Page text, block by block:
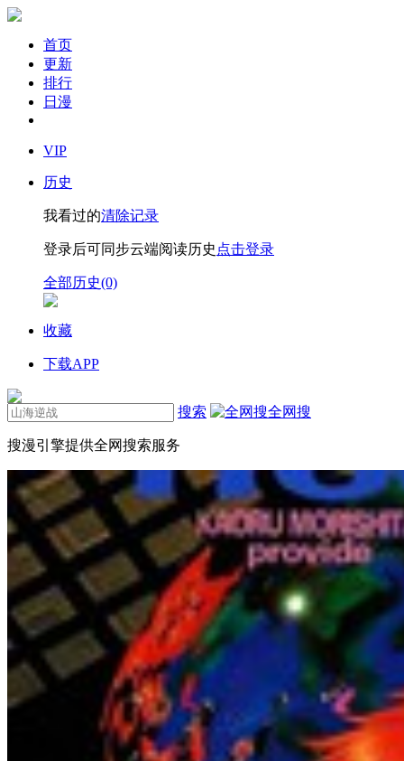
首页
更新
排行
日漫
VIP
历史
我看过的清除记录
登录后可同步云端阅读历史 点击登录
全部历史(0)
收藏
下载APP
搜索 全网搜
搜漫引擎提供全网搜索服务